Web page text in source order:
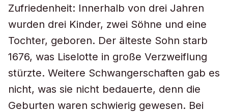
Zufriedenheit: Innerhalb von drei Jahren
wurden drei Kinder, zwei Söhne und eine
Tochter, geboren. Der älteste Sohn starb
1676, was Liselotte in große Verzweiflung
stürzte. Weitere Schwangerschaften gab es
nicht, was sie nicht bedauerte, denn die
Geburten waren schwierig gewesen. Bei